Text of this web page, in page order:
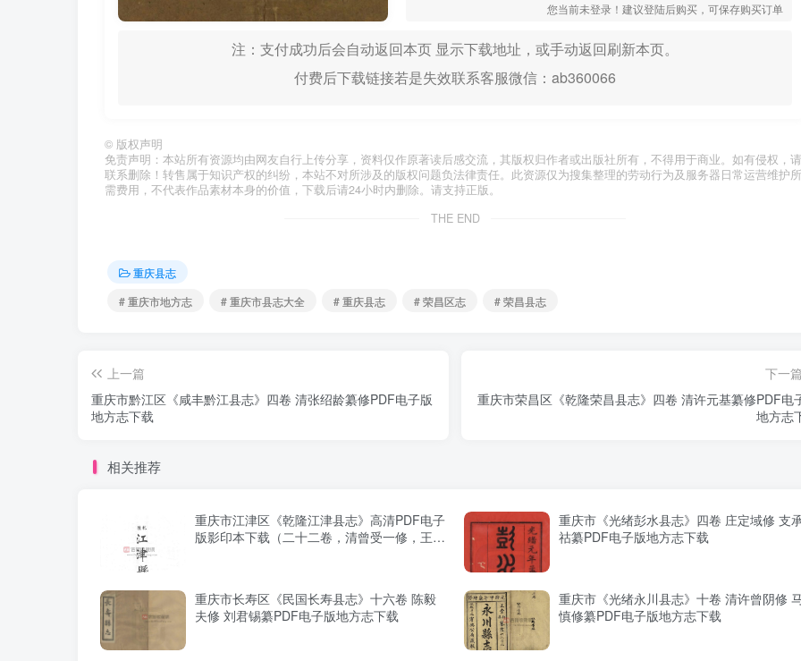
您当前未登录！建议登陆后购买，可保存购买订单
注：支付成功后会自动返回本页 显示下载地址，或手动返回刷新本页。
付费后下载链接若是失效联系客服微信：ab360066
© 版权声明
免责声明：本站所有资源均由网友自行上传分享，资料仅作原著读后感交流，其版权归作者或出版社所有，不得用于商业。如有侵权，请
联系删除！转售属于知识产权的纠纷，本站不对所涉及的版权问题负法律责任。此资源仅为搜集整理的劳动行为及服务器日常运营维护所
需费用，不代表作品素材本身的价值，下载后请24小时内删除。请支持正版。
THE END
重庆县志
# 重庆市地方志
# 重庆市县志大全 # 重庆县志 # 荣昌区志 # 荣昌县志
上一篇
重庆市黔江区《咸丰黔江县志》四卷 清张绍龄纂修PDF电子版
地方志下载
下一
重庆市荣昌区《乾隆荣昌县志》四卷 清许元基纂修PDF电
地方志
相关推荐
重庆市江津区《乾隆江津县志》高清PDF电子
版影印本下载（二十二卷，清曾受一修，王家
重庆市《光绪彭水县志》四卷 庄定域修 支
祜纂PDF电子版地方志下载
重庆市长寿区《民国长寿县志》十六卷 陈毅
夫修 刘君锡纂PDF电子版地方志下载
重庆市《光绪永川县志》十卷 清许曾阴修
慎修纂PDF电子版地方志下载